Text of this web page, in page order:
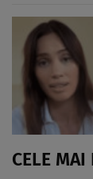
CELE MAI